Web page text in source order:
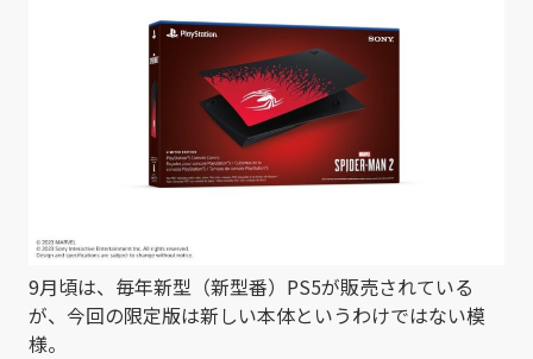
9月頃は、毎年新型（新型番）PS5が販売されている
が、今回の限定版は新しい本体というわけではない模
様。